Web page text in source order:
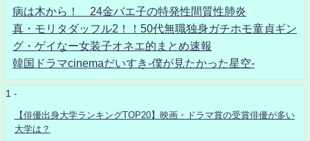
病は木から！ 24金バエ子の特発性間質性肺炎
真・モリタダッフル2！！50代無職独身ガチホモ童貞ギン
グ・ゲイなー女装子オネエ的まとめ速報
韓国ドラマcinemaだいすき-僕が見たかった星空-
1 -
【俳優出身大学ランキングTOP20】映画・ドラマ賞の受賞俳優が多い
大学は？